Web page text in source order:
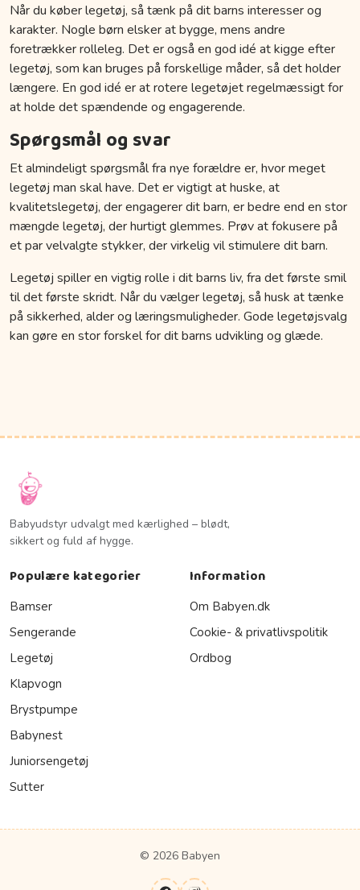
Når du køber legetøj, så tænk på dit barns interesser og
karakter. Nogle børn elsker at bygge, mens andre
foretrækker rolleleg. Det er også en god idé at kigge efter
legetøj, som kan bruges på forskellige måder, så det holder
længere. En god idé er at rotere legetøjet regelmæssigt for
at holde det spændende og engagerende.
Spørgsmål og svar
Et almindeligt spørgsmål fra nye forældre er, hvor meget
legetøj man skal have. Det er vigtigt at huske, at
kvalitetslegetøj, der engagerer dit barn, er bedre end en stor
mængde legetøj, der hurtigt glemmes. Prøv at fokusere på
et par velvalgte stykker, der virkelig vil stimulere dit barn.
Legetøj spiller en vigtig rolle i dit barns liv, fra det første smil
til det første skridt. Når du vælger legetøj, så husk at tænke
på sikkerhed, alder og læringsmuligheder. Gode legetøjsvalg
kan gøre en stor forskel for dit barns udvikling og glæde.
Babyudstyr udvalgt med kærlighed – blødt,
sikkert og fuld af hygge.
Populære kategorier
Bamser
Sengerande
Legetøj
Klapvogn
Brystpumpe
Babynest
Juniorsengetøj
Sutter
Information
Om Babyen.dk
Cookie- & privatlivspolitik
Ordbog
© 2026 Babyen